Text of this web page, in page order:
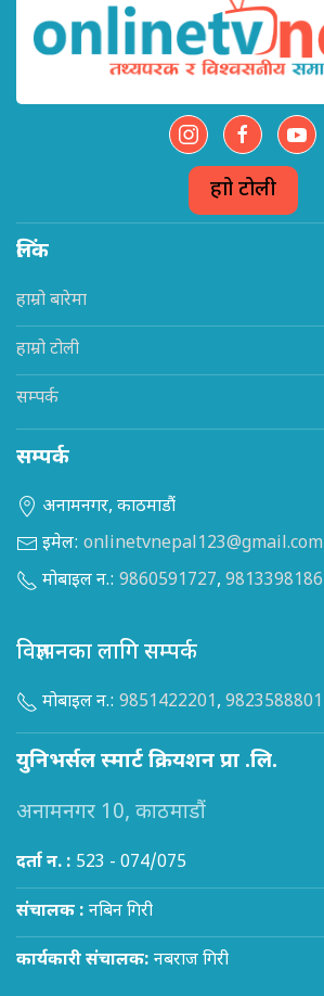
हाम्रो टोली
लिंक
हाम्रो बारेमा
हाम्रो टोली
सम्पर्क
सम्पर्क
अनामनगर, काठमाडौं
इमेल: onlinetvnepal123@gmail.com
मोबाइल न.: 9860591727, 9813398186
विज्ञापनका लागि सम्पर्क
मोबाइल न.: 9851422201, 9823588801
युनिभर्सल स्मार्ट क्रियशन प्रा .लि.
अनामनगर 10, काठमाडौं
दर्ता न. : 523 - 074/075
संचालक : नबिन गिरी
कार्यकारी संचालक: नबराज गिरी